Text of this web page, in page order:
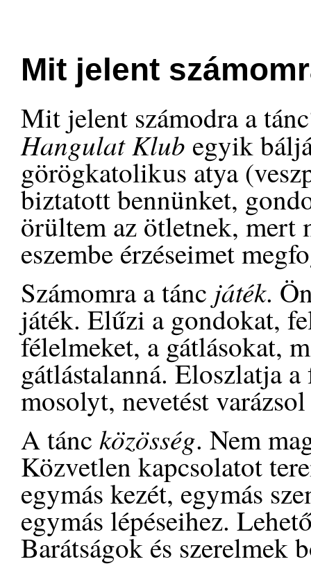
Mit jelent
Mit jelent számodra a
Hangulat Klub egyik
görögkatolikus atya
biztatott bennünket,
örültem az ötletnek, mert
eszembe érzéseimet
Számomra a tánc játék.
játék. Elűzi a gondokat,
félelmeket, a gátlásokat,
gátlástalanná. Eloszlatja
mosolyt, nevetést
A tánc közösség. Nem
Közvetlen kapcsolatot
egymás kezét, egymás
egymás lépéseihez.
Barátságok és szerelmek